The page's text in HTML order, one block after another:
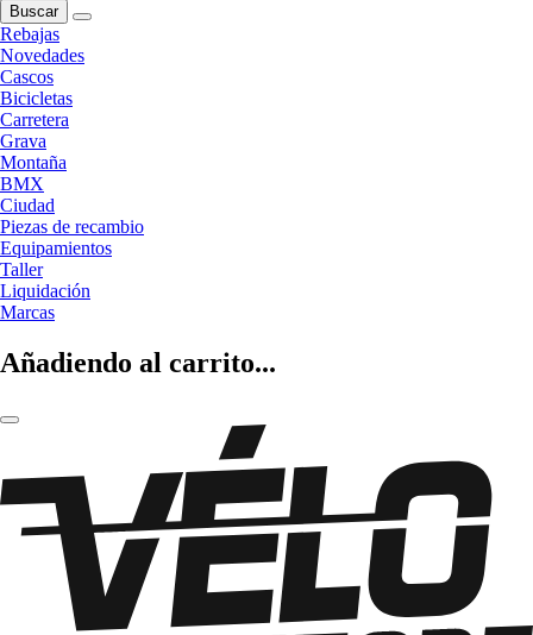
Buscar
Rebajas
Novedades
Cascos
Bicicletas
Carretera
Grava
Montaña
BMX
Ciudad
Piezas de recambio
Equipamientos
Taller
Liquidación
Marcas
Añadiendo al carrito...